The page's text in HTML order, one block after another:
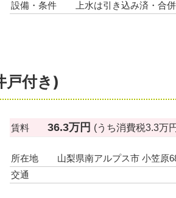
設備・条件
上水は引き込み済・合
戸付き)
賃料 36.3万円 (うち消費税3.3万
所在地
山梨県南アルプス市 小笠
交通